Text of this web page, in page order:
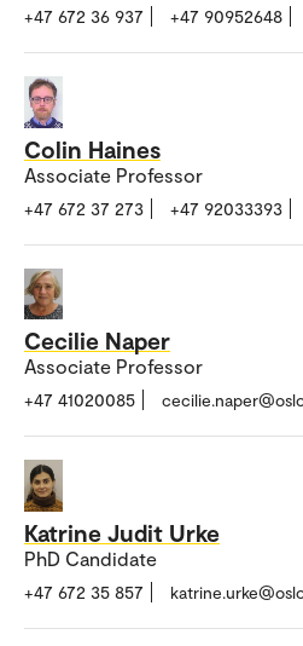
+47 672 36 937 +47 90952648
Colin Haines
Associate Professor
+47 672 37 273 +47 92033393
Cecilie Naper
Associate Professor
+47 41020085
Katrine Judit Urke
PhD Candidate
+47 672 35 857